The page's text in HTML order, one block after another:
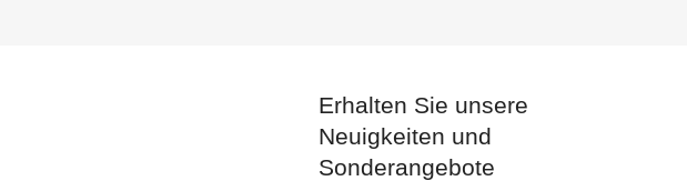
Erhalten Sie unsere
Neuigkeiten und
Sonderangebote